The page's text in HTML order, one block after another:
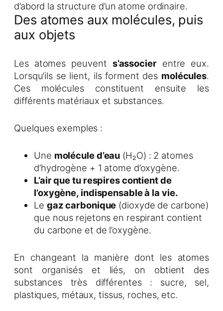
d’abord la structure d’un atome ordinaire.
Des atomes aux molécules, puis
aux objets
Les atomes peuvent s’associerentre eux.
Lorsqu’ils se lient, ils forment des molécules.
Ces molécules constituent ensuite les
différents matériaux et substances.
Quelques exemples :
Une molécule d’eau (H₂O) : 2 atomes
d’hydrogène + 1 atome d’oxygène.
L’air que tu respires contient de
l’oxygène, indispensable à la vie.
Le gaz carbonique (dioxyde de carbone)
que nous rejetons en respirant contient
du carbone et de l’oxygène.
En changeant la manière dont les atomes
sont organisés et liés, on obtient des
substances très différentes : sucre, sel,
plastiques, métaux, tissus, roches, etc.